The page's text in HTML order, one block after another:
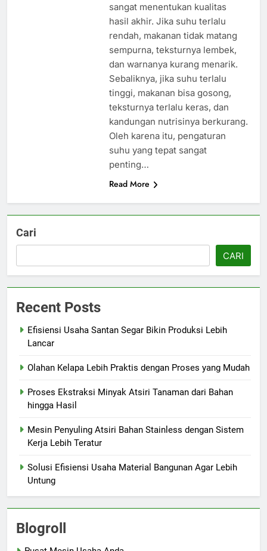
sangat menentukan kualitas
hasil akhir. Jika suhu terlalu
rendah, makanan tidak matang
sempurna, teksturnya lembek,
dan warnanya kurang menarik.
Sebaliknya, jika suhu terlalu
tinggi, makanan bisa gosong,
teksturnya terlalu keras, dan
kandungan nutrisinya berkurang.
Oleh karena itu, pengaturan
suhu yang tepat sangat
penting…
Read More
Cari
CARI
Recent Posts
Efisiensi Usaha Santan Segar Bikin Produksi Lebih
Lancar
Olahan Kelapa Lebih Praktis dengan Proses yang Mudah
Proses Ekstraksi Minyak Atsiri Tanaman dari Bahan
hingga Hasil
Mesin Penyuling Atsiri Bahan Stainless dengan Sistem
Kerja Lebih Teratur
Solusi Efisiensi Usaha Material Bangunan Agar Lebih
Untung
Blogroll